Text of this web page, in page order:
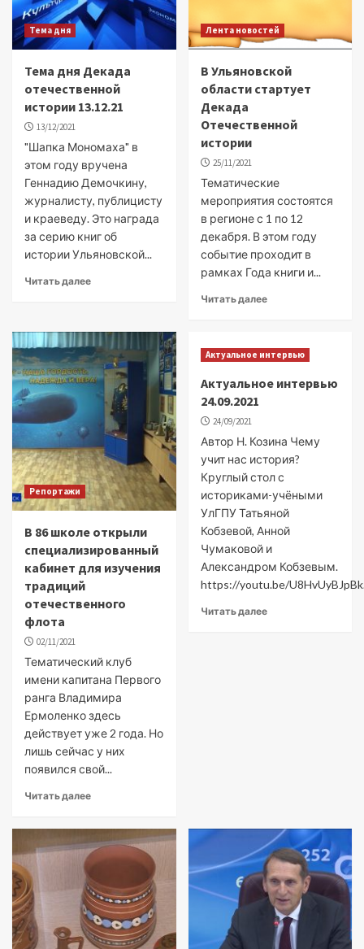
Тема дня
Тема дня Декада
отечественной
истории 13.12.21
13/12/2021
"Шапка Мономаха" в
этом году вручена
Геннадию Демочкину,
журналисту, публицисту
и краеведу. Это награда
за серию книг об
истории Ульяновской...
Читать далее
Лента новостей
В Ульяновской
области стартует
Декада
Отечественной
истории
25/11/2021
Тематические
мероприятия состоятся
в регионе с 1 по 12
декабря. В этом году
событие проходит в
рамках Года книги и...
Читать далее
Репортажи
В 86 школе открыли
специализированный
кабинет для изучения
традиций
отечественного
флота
02/11/2021
Тематический клуб
имени капитана Первого
ранга Владимира
Ермоленко здесь
действует уже 2 года. Но
лишь сейчас у них
появился свой...
Читать далее
Актуальное интервью
Актуальное интервью
24.09.2021
24/09/2021
Автор Н. Козина Чему
учит нас история?
Круглый стол с
историками-учёными
УлГПУ Татьяной
Кобзевой, Анной
Чумаковой и
Александром Кобзевым.
https://youtu.be/
Читать далее